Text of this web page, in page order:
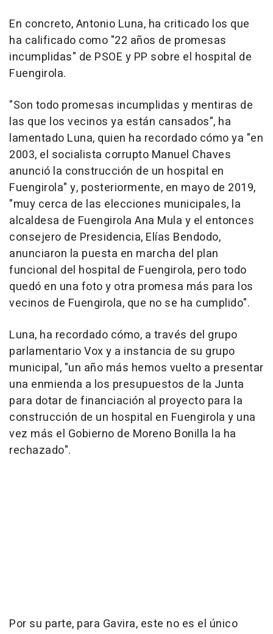
En concreto, Antonio Luna, ha criticado los que
ha calificado como "22 años de promesas
incumplidas" de PSOE y PP sobre el hospital de
Fuengirola.
"Son todo promesas incumplidas y mentiras de
las que los vecinos ya están cansados", ha
lamentado Luna, quien ha recordado cómo ya "en
2003, el socialista corrupto Manuel Chaves
anunció la construcción de un hospital en
Fuengirola" y, posteriormente, en mayo de 2019,
"muy cerca de las elecciones municipales, la
alcaldesa de Fuengirola Ana Mula y el entonces
consejero de Presidencia, Elías Bendodo,
anunciaron la puesta en marcha del plan
funcional del hospital de Fuengirola, pero todo
quedó en una foto y otra promesa más para los
vecinos de Fuengirola, que no se ha cumplido".
Luna, ha recordado cómo, a través del grupo
parlamentario Vox y a instancia de su grupo
municipal, "un año más hemos vuelto a presentar
una enmienda a los presupuestos de la Junta
para dotar de financiación al proyecto para la
construcción de un hospital en Fuengirola y una
vez más el Gobierno de Moreno Bonilla la ha
rechazado".
Por su parte, para Gavira, este no es el único